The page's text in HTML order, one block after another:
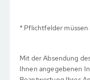
* Pflichtfelder
Mit der Absendung
Ihnen angegebenen